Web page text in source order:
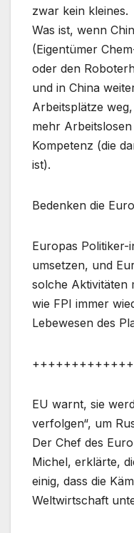
zwar kein kleines.
Was ist, wenn
(Eigentümer
oder den
und in China
Arbeitsplätze
mehr
Kompetenz (die
ist).
Bedenken die
Europas Politiker-
umsetzen, und
solche Aktivitäten
wie FPI immer
Lebewesen des
EU warnt, sie
verfolgen“, um
Der Chef des
Michel, erklärte,
einig, dass die
Weltwirtschaft